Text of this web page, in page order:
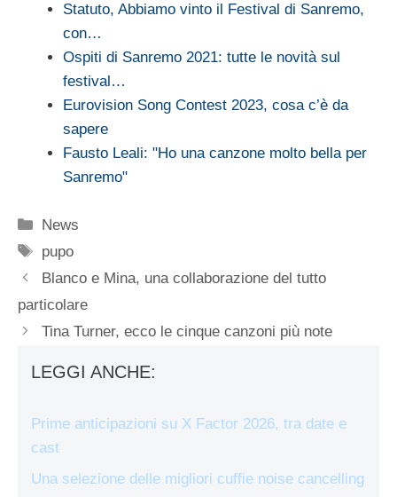
Statuto, Abbiamo vinto il Festival di Sanremo,
con…
Ospiti di Sanremo 2021: tutte le novità sul
festival…
Eurovision Song Contest 2023, cosa c’è da
sapere
Fausto Leali: "Ho una canzone molto bella per
Sanremo"
Categorie
News
Tag
pupo
Blanco e Mina, una collaborazione del tutto
particolare
Tina Turner, ecco le cinque canzoni più note
LEGGI ANCHE:
Prime anticipazioni su X Factor 2026, tra date e
cast
Una selezione delle migliori cuffie noise cancelling